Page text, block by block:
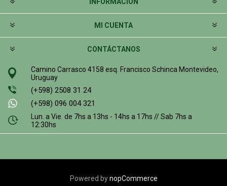
MI CUENTA
CONTÁCTANOS
Camino Carrasco 4158 esq. Francisco Schinca Montevideo,
Uruguay
(+598) 2508 31 24
(+598) 096 004 321
Lun. a Vie. de 7hs a 13hs - 14hs a 17hs // Sab 7hs a
12:30hs
Powered bynopCommerce